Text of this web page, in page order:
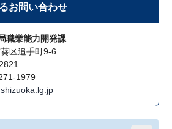
お問い合わせ
職業能力開発課
区追手町9-6
1979